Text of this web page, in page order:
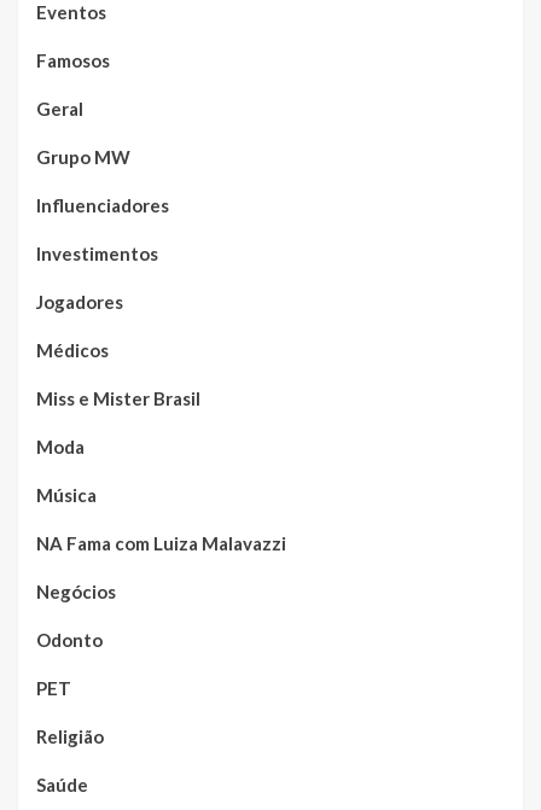
Eventos
Famosos
Geral
Grupo MW
Influenciadores
Investimentos
Jogadores
Médicos
Miss e Mister Brasil
Moda
Música
NA Fama com Luiza Malavazzi
Negócios
Odonto
PET
Religião
Saúde